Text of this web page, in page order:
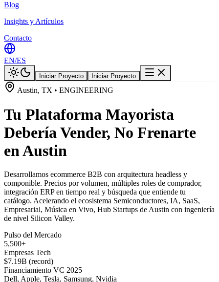
Blog
Insights y Artículos
Contacto
EN/ES
Iniciar Proyecto Iniciar Proyecto
Austin, TX • ENGINEERING
Tu Plataforma Mayorista
Debería Vender, No Frenarte
en Austin
Desarrollamos ecommerce B2B con arquitectura headless y
componible. Precios por volumen, múltiples roles de comprador,
integración ERP en tiempo real y búsqueda que entiende tu
catálogo. Acelerando el ecosistema Semiconductores, IA, SaaS,
Empresarial, Música en Vivo, Hub Startups de Austin con ingeniería
de nivel Silicon Valley.
Pulso del Mercado
5,500+
Empresas Tech
$7.19B (record)
Financiamiento VC 2025
Dell, Apple, Tesla, Samsung, Nvidia